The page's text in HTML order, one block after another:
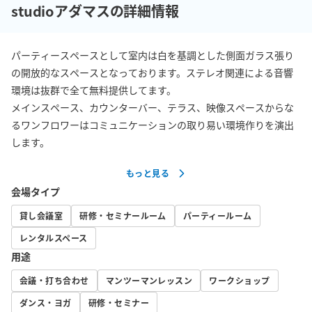
studioアダマスの詳細情報
パーティースペースとして室内は白を基調とした側面ガラス張り
の開放的なスペースとなっております。ステレオ関連による音響
環境は抜群で全て無料提供してます。
メインスペース、カウンターバー、テラス、映像スペースからな
るワンフロワーはコミュニケーションの取り易い環境作りを演出
します。
もっと見る
会場タイプ
貸し会議室 研修・セミナールーム
パーティールーム
レンタルスペース
用途
会議・打ち合わせ マンツーマンレッスン
ワークショップ
ダンス・ヨガ
研修・セミナー